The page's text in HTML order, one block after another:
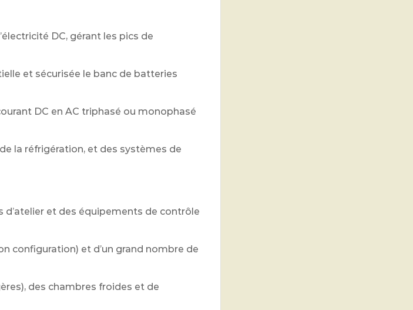
DC, gérant les pics de
et sécurisée le banc de batteries
DC en AC triphasé ou monophasé
la réfrigération, et des systèmes de
et des équipements de contrôle
configuration) et d’un grand nombre de
des chambres froides et de